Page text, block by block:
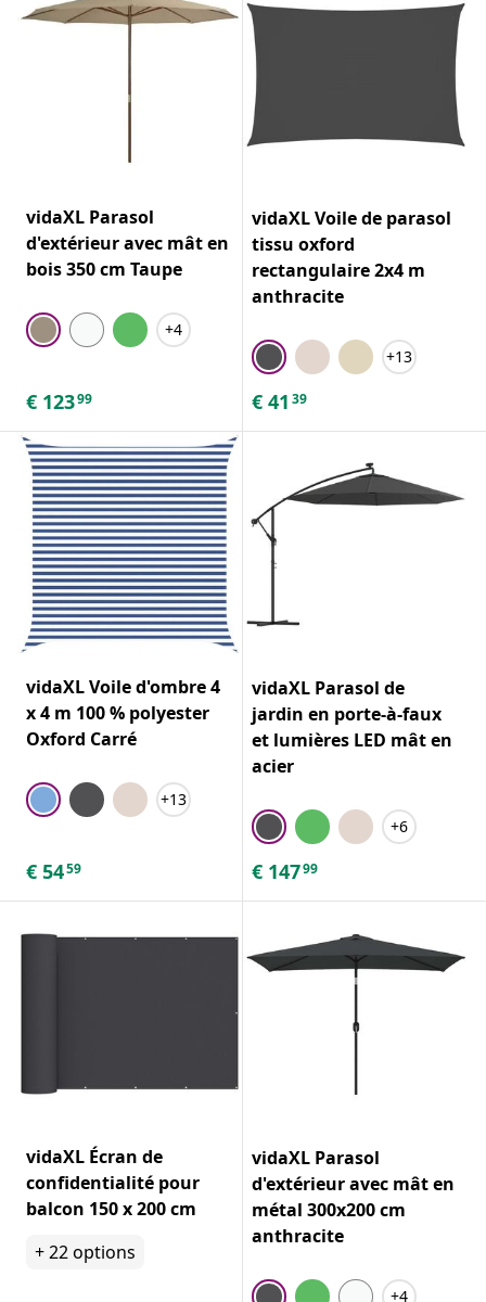
vidaXL Parasol
d'extérieur avec mât en
bois 350 cm Taupe
+4
€ 12399
vidaXL Voile de parasol
tissu oxford
rectangulaire 2x4 m
anthracite
+13
€ 41 39
vidaXL Voile d'ombre 4
x 4 m 100 % polyester
Oxford Carré
+13
€ 5459
vidaXL Parasol de
jardin en porte-à-faux
et lumières LED mât en
acier
+6
€ 14799
vidaXL Écran de
confidentialité pour
balcon 150 x 200 cm
+22options
vidaXL Parasol
d'extérieur avec mât en
métal 300x200 cm
anthracite
+4